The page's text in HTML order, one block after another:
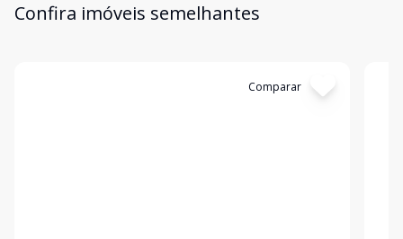
Confira imóveis semelhantes
Comparar